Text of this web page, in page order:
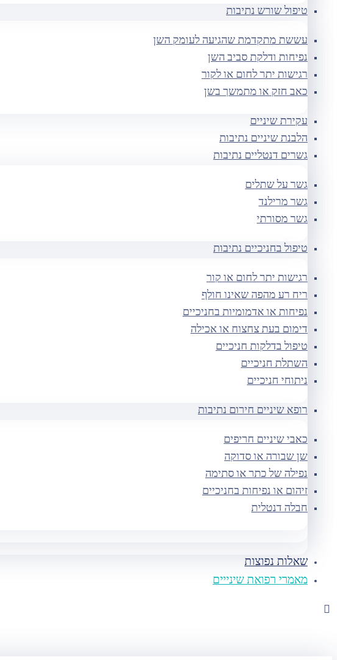
טיפול שורש נתיבות
עששת מתקדמת שהגיעה לעומק השן
נפיחות ודלקת סביב השן
רגישות יתר לחום או לקור
כאב חזק או מתמשך בשן
עקירת שיניים
הלבנת שיניים נתיבות
גשרים דנטליים נתיבות
גשר על שתלים
גשר מרילנד
גשר מסורתי
טיפול בחניכיים נתיבות
רגישות יתר לחום או קור
ריח רע מהפה שאינו חולף
נפיחות או אדמומיות בחניכיים
דימום בעת צחצוח או אכילה
טיפול בדלקות חניכיים
השתלת חניכיים
ניתוחי חניכיים
רופא שיניים חירום נתיבות
כאבי שיניים חריפים
שן שבורה או סדוקה
נפילה של כתר או סתימה
זיהום או נפיחות בחניכיים
חבלה דנטלית
שאלות נפוצות
מאמרי רפואת שינייים